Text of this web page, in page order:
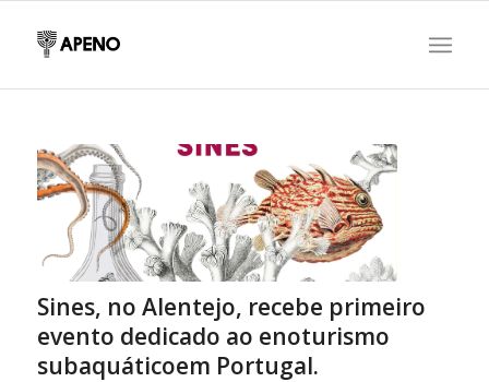
Sines, no Alentejo, recebe primeiro
evento dedicado ao enoturismo
subaquáticoem Portugal.